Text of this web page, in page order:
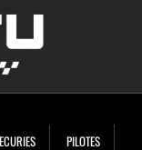
ECURIES
PILOTES